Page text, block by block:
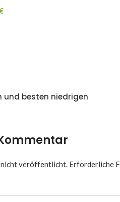
€
und besten niedrigen
veröffentlicht. Erforderliche